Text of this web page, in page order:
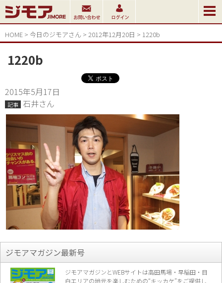
HOME > 今日のジモアさん > 2012年12月20日 > 1220b
1220b
2015年5月17日
記事 石井さん
ジモアマガジン最新号
ジモアマガジンとWEBサイトは高田馬場・早稲田・目
白エリアの地元を楽しむための“キッカケ”をご提供し